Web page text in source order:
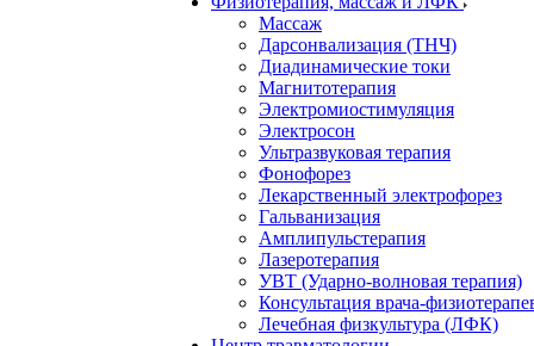
Массаж
Дарсонвализация (ТНЧ)
Диадинамические токи
Магнитотерапия
Электромиостимуляция
Электросон
Ультразвуковая терапия
Фонофорез
Лекарственный электрофорез
Гальванизация
Амплипульстерапия
Лазеротерапия
УВТ (Ударно-волновая терапия)
Консультация врача-
Лечебная физкультура (ЛФК)